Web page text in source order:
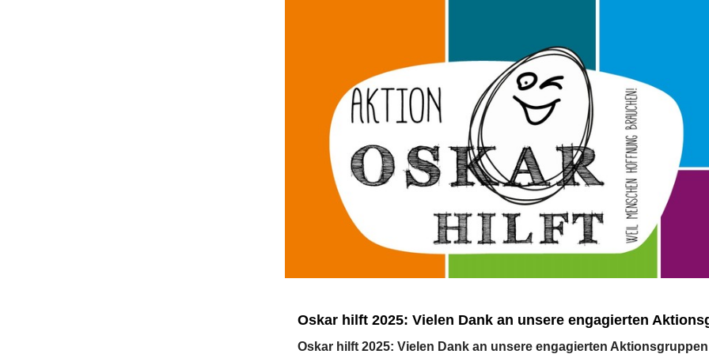
Oskar hilft 2025: Vielen Dank an unsere engagierten
Oskar hilft 2025: Vielen Dank an unsere engagierten Aktionsgruppen